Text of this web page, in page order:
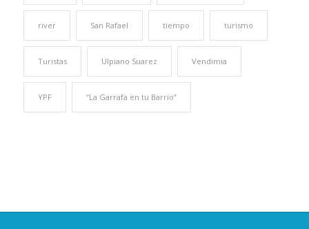
river San Rafael tiempo turismo
Turistas Ulpiano Suarez Vendimia
YPF “La Garrafa en tu Barrio”